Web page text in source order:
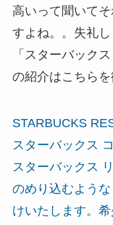
高いって聞いて
すよね。。失礼し
「スターバック
の紹介はこちらを
STARBUCKS
スターバックス
スターバックス
のめり込むよう
けいたします。